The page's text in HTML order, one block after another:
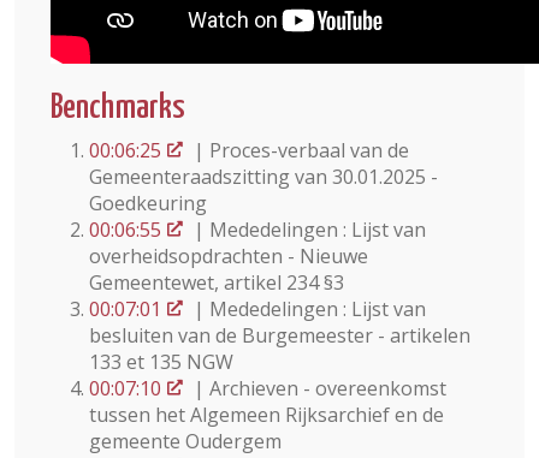
Benchmarks
00:06:25
| Proces-verbaal van de
Gemeenteraadszitting van 30.01.2025 -
Goedkeuring
00:06:55
| Mededelingen : Lijst van
overheidsopdrachten - Nieuwe
Gemeentewet, artikel 234 §3
00:07:01
| Mededelingen : Lijst van
besluiten van de Burgemeester - artikelen
133 et 135 NGW
00:07:10
| Archieven - overeenkomst
tussen het Algemeen Rijksarchief en de
gemeente Oudergem